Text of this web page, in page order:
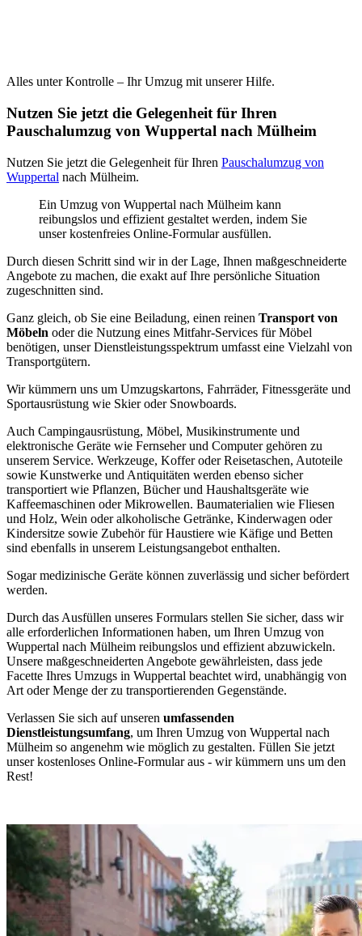
Alles unter Kontrolle – Ihr Umzug mit unserer Hilfe.
Nutzen Sie jetzt die Gelegenheit für Ihren
Pauschalumzug von Wuppertal nach Mülheim
Nutzen Sie jetzt die Gelegenheit für Ihren Pauschalumzug von
Wuppertal nach Mülheim.
Ein Umzug von Wuppertal nach Mülheim kann
reibungslos und effizient gestaltet werden, indem Sie
unser kostenfreies Online-Formular ausfüllen.
Durch diesen Schritt sind wir in der Lage, Ihnen maßgeschneiderte
Angebote zu machen, die exakt auf Ihre persönliche Situation
zugeschnitten sind.
Ganz gleich, ob Sie eine Beiladung, einen reinen Transport von
Möbeln oder die Nutzung eines Mitfahr-Services für Möbel
benötigen, unser Dienstleistungsspektrum umfasst eine Vielzahl von
Transportgütern.
Wir kümmern uns um Umzugskartons, Fahrräder, Fitnessgeräte und
Sportausrüstung wie Skier oder Snowboards.
Auch Campingausrüstung, Möbel, Musikinstrumente und
elektronische Geräte wie Fernseher und Computer gehören zu
unserem Service. Werkzeuge, Koffer oder Reisetaschen, Autoteile
sowie Kunstwerke und Antiquitäten werden ebenso sicher
transportiert wie Pflanzen, Bücher und Haushaltsgeräte wie
Kaffeemaschinen oder Mikrowellen. Baumaterialien wie Fliesen
und Holz, Wein oder alkoholische Getränke, Kinderwagen oder
Kindersitze sowie Zubehör für Haustiere wie Käfige und Betten
sind ebenfalls in unserem Leistungsangebot enthalten.
Sogar medizinische Geräte können zuverlässig und sicher befördert
werden.
Durch das Ausfüllen unseres Formulars stellen Sie sicher, dass wir
alle erforderlichen Informationen haben, um Ihren Umzug von
Wuppertal nach Mülheim reibungslos und effizient abzuwickeln.
Unsere maßgeschneiderten Angebote gewährleisten, dass jede
Facette Ihres Umzugs in Wuppertal beachtet wird, unabhängig von
Art oder Menge der zu transportierenden Gegenstände.
Verlassen Sie sich auf unseren umfassenden
Dienstleistungsumfang, um Ihren Umzug von Wuppertal nach
Mülheim so angenehm wie möglich zu gestalten. Füllen Sie jetzt
unser kostenloses Online-Formular aus - wir kümmern uns um den
Rest!